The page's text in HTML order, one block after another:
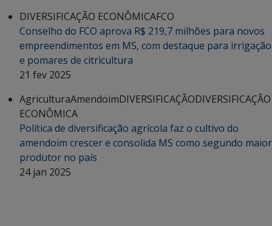
DIVERSIFICAÇÃO ECONÔMICAFCO
Conselho do FCO aprova R$ 219,7 milhões para novos
empreendimentos em MS, com destaque para irrigação
e pomares de citricultura
21 fev 2025
AgriculturaAmendoimDIVERSIFICAÇÃODIVERSIFICAÇÃO
ECONÔMICA
Política de diversificação agrícola faz o cultivo do
amendoim crescer e consolida MS como segundo maior
produtor no país
24 jan 2025